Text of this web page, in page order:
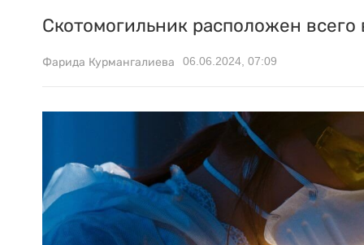
Скотомогильник расположен
Фарида Курмангалиева 06.06.2024, 07:09